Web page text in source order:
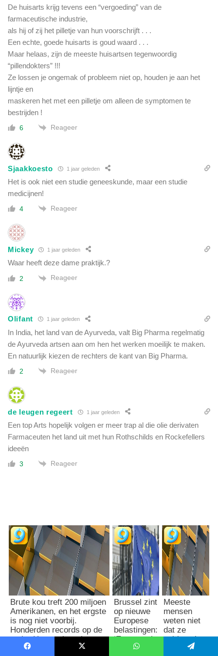
De huisarts krijg tevens een “vergoeding” van de
farmaceutische industrie,
als hij of zij het pilletje van hun voorschrijft . . .
Een echte, goede huisarts is goud waard . . .
Maar helaas, zijn de meeste huisartsen tegenwoordig
“pillendokters” !!!
Ze lossen je ongemak of probleem niet op, houden je aan het
lijntje en
maskeren het met een pilletje om alleen de symptomen te
bestrijden !
6 Reageer
Sjaakkoesto 1 jaar geleden
Het is ook niet een studie geneeskunde, maar een studie
medicijnen!
4 Reageer
Mickey 1 jaar geleden
Waar heeft deze dame praktijk.?
2 Reageer
Olifant 1 jaar geleden
In India, het land van de Ayurveda, valt Big Pharma regelmatig
de Ayurveda artsen aan om hen het werken moeilijk te maken.
En natuurlijk kiezen de rechters de kant van Big Pharma.
2 Reageer
de leugen regeert 1 jaar geleden
Een top Arts hopelijk volgen er meer trap al die olie derivaten
Farmaceuten het land uit met hun Rothschilds en Rockefellers
ideeën
3 Reageer
Brute kou treft 200 miljoen
Amerikanen, en het ergste
is nog niet voorbij.
Honderden records op de
tocht. Horrorwinter in
aantocht?
Brussel zint
op nieuwe
Europese
belastingen:
‘Een ramp’
Meeste
mensen
weten niet
dat ze
spiritueel